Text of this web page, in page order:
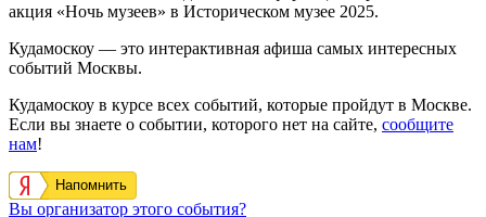
акция «Ночь музеев» в Историческом музее 2025.
Кудамоскоу — это интерактивная афиша самых интересных
событий Москвы.
Кудамоскоу в курсе всех событий, которые пройдут в Москве.
Если вы знаете о событии, которого нет на сайте, сообщите
нам!
Напомнить
Вы организатор этого события?